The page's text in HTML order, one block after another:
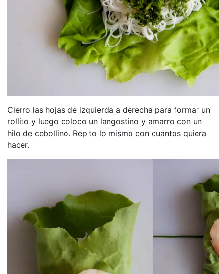
Cierro las hojas de izquierda a derecha para formar un
rollito y luego coloco un langostino y amarro con un
hilo de cebollino. Repito lo mismo con cuantos quiera
hacer.